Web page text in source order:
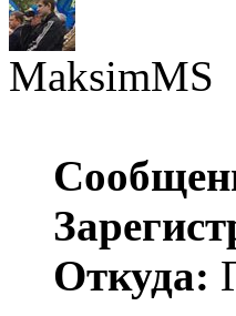
MaksimMS
Откуда: